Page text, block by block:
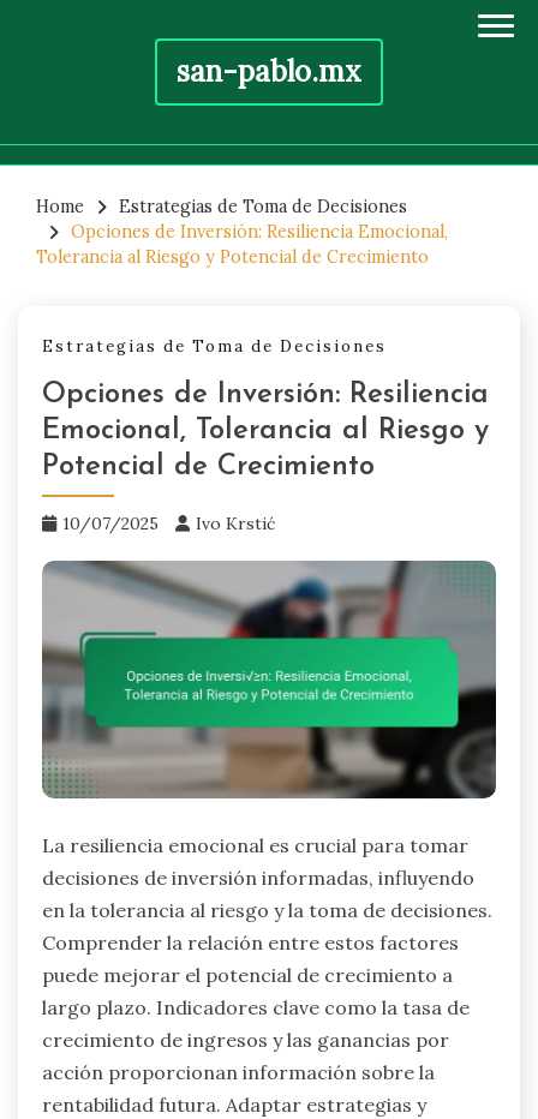
san-pablo.mx
content
Home
Estrategias de Toma de Decisiones
Opciones de Inversión: Resiliencia Emocional,
Tolerancia al Riesgo y Potencial de Crecimiento
Estrategias de Toma de Decisiones
Opciones de Inversión: Resiliencia
Emocional, Tolerancia al Riesgo y
Potencial de Crecimiento
10/07/2025 Ivo Krstić
La resiliencia emocional es crucial para tomar
decisiones de inversión informadas, influyendo
en la tolerancia al riesgo y la toma de decisiones.
Comprender la relación entre estos factores
puede mejorar el potencial de crecimiento a
largo plazo. Indicadores clave como la tasa de
crecimiento de ingresos y las ganancias por
acción proporcionan información sobre la
rentabilidad futura. Adaptar estrategias y